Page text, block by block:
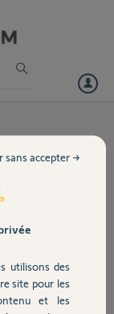
IO
la
utilisons des
site pour les
et les
sans accepter →